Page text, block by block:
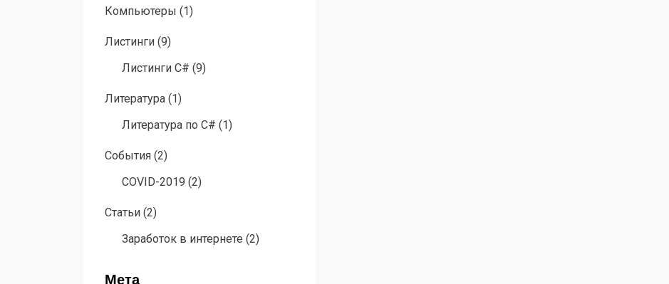
Компьютеры (1)
Листинги (9)
Листинги C# (9)
Литература (1)
Литература по C# (1)
События (2)
COVID-2019 (2)
Статьи (2)
Заработок в интернете (2)
Мета